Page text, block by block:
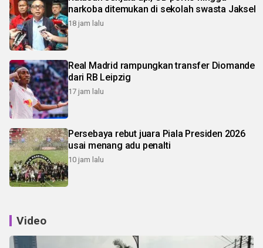
narkoba ditemukan di sekolah swasta Jaksel
18 jam lalu
Real Madrid rampungkan transfer Diomande
dari RB Leipzig
17 jam lalu
Persebaya rebut juara Piala Presiden 2026
usai menang adu penalti
10 jam lalu
Video